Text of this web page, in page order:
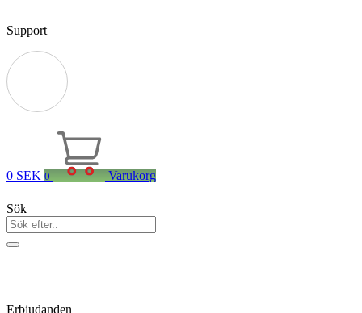
Support
0 SEK 0 Varukorg
Sök
Erbjudanden